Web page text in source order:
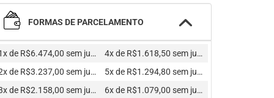
FORMAS DE PARCELAMENTO
de R$6.474,00 sem juros
de R$3.237,00 sem juros
de R$2.158,00 sem juros
4x de R$1.618,50 sem juros
5x de R$1.294,80 sem juros
6x de R$1.079,00 sem juros